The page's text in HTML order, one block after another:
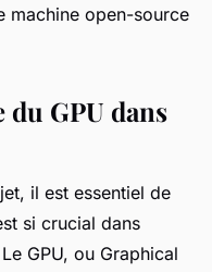
machine open-source
GPU dans
il est essentiel de
si crucial dans
GPU, ou Graphical